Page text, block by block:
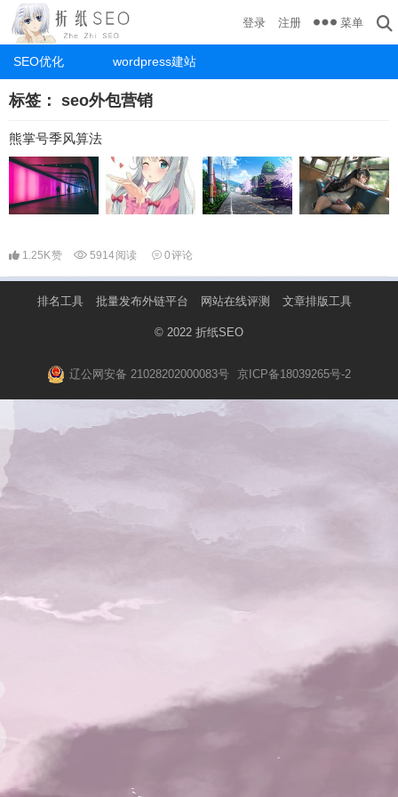
SEO优化 wordpress建站
登录 注册 菜单
标签： seo外包营销
熊掌号季风算法
1.25K赞 5914阅读 0评论
排名工具 批量发布外链平台 网站在线评测 文章排版工具
© 2022 折纸SEO
辽公网安备 21028202000083号 京ICP备18039265号-2